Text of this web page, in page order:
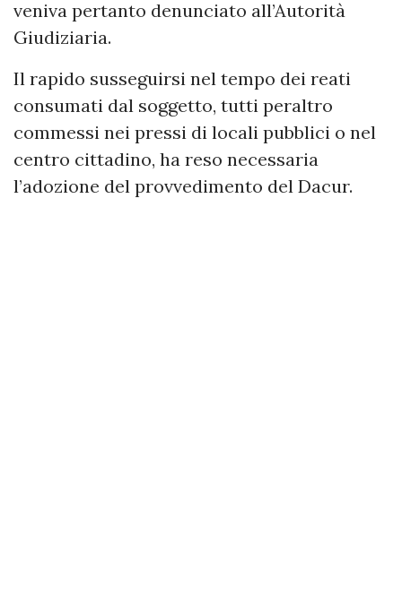
veniva pertanto denunciato all’Autorità
Giudiziaria.
Il rapido susseguirsi nel tempo dei reati
consumati dal soggetto, tutti peraltro
commessi nei pressi di locali pubblici o nel
centro cittadino, ha reso necessaria
l’adozione del provvedimento del Dacur.